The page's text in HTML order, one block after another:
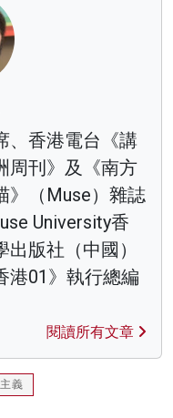
、香港電台《講
周刊》及《南方
》（Muse）雜誌
University香
版社（中國）
港01》執行總編
閱讀所有文章
義